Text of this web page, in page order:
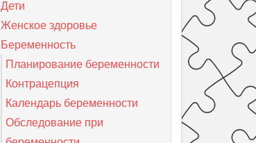
Дети
Женское здоровье
Беременность
Планирование беременности
Контрацепция
Календарь беременности
Обследование при